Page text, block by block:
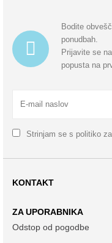
Bodite
ponudbah.
Prijavite se
popusta na
Strinjam se s politiko
KONTAKT
ZA UPORABNIKA
Odstop od pogodbe